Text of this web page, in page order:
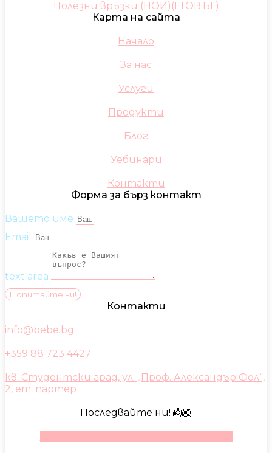
Полезни връзки (НОИ)(ЕГОВ.БГ)
Карта на сайта
Начало
За нас
Услуги
Продукти
Блог
Уебинари
Контакти
Форма за бърз контакт
Вашето име
Email
text area
Попитайте ни!
Контакти
info@bebe.bg
+359 88 723 4427
кв. Студентски град, ул. „Проф. Александър Фол“,
2, ет. партер
Последвайте ни! 👼🏼